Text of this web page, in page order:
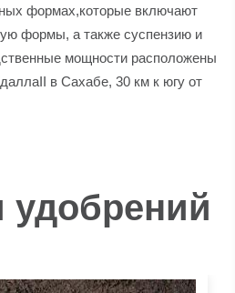
формах,которые включают
формы, а также суспензию и
мощности расположены
в Сахабе, 30 км к югу от
удобрений